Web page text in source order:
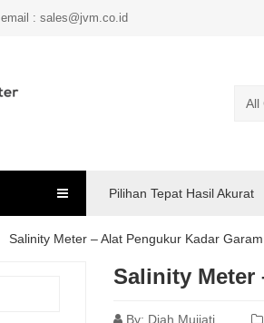
email : sales@jvm.co.id
Pilihan Tepat Hasil Akurat
Salinity Meter – Alat Pengukur Kadar
Salinity Meter
By: Diah Mujiati